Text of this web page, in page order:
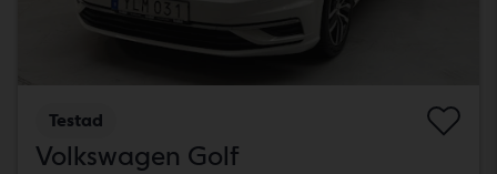
Testad
Volkswagen Golf